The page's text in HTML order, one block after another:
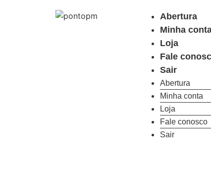
Abertura
Minha
Loja
Fale
Sair
Abertura
Minha conta
Loja
Fale conosco
Sair